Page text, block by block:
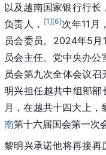
以及越南国家银行行
负责人， [1][6]次年11月
员会委员。2024年5月
员会主任、党中央办公
员会第九次全体会议
明兴担任越共中组部
月，在越共十四大上
南第十六届国会第一次
黎明兴承诺他将再接再